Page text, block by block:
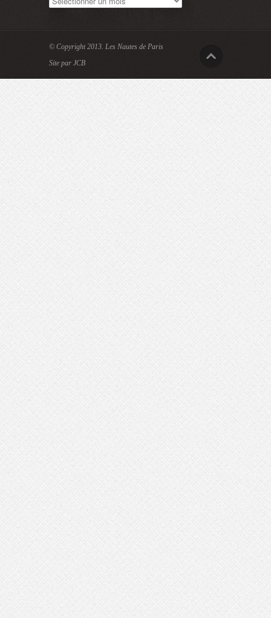
© Copyright 2013. Les Nautes de Paris
Site par JCB